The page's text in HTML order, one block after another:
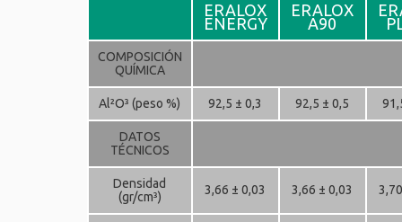
ERALOX
ENERGY
ERALOX
A90
COMPOSICIÓN
QUÍMICA
Al²O³ (peso %) 92,5 ± 0,3 92,5 ± 0,5
DATOS
TÉCNICOS
Densidad
(gr/cm³)
3,66 ± 0,03 3,66 ± 0,03